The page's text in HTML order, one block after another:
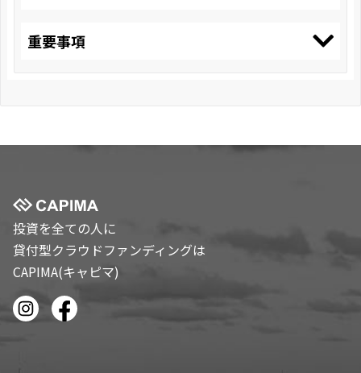
重要事項
投資を全ての人に
貸付型クラウドファンディングは
CAPIMA(キャピマ)